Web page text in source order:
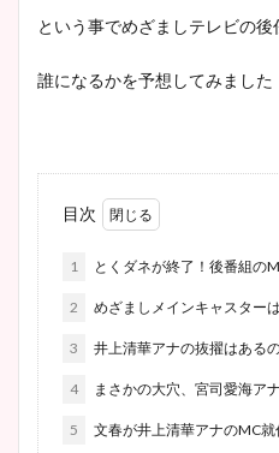
という事でめざましテレビの後
誰になるかを予想してみました
目次
1 とくダネが終了！後番組の
2 めざましメインキャスター
3 井上清華アナの抜擢はある
4 まさかの大穴、宮司愛海ア
5 文春が井上清華アナのMC就